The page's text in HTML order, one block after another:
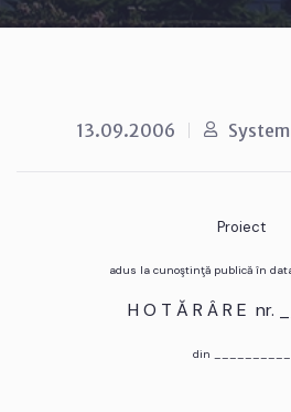
13.09.2006
Proiect
adus la cunoştinţă publică în
H O T Ă R Â R E nr.
din __________